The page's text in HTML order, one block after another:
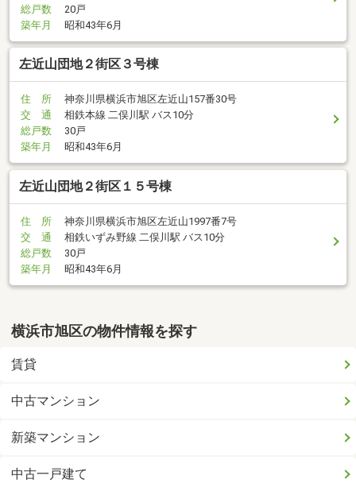
総戸数
20戸
築年月
昭和43年6月
左近山団地２街区３号棟
住 所
神奈川県横浜市旭区左近山157番30号
交 通
相鉄本線 二俣川駅 バス10分
総戸数
30戸
築年月
昭和43年6月
左近山団地２街区１５号棟
住 所
神奈川県横浜市旭区左近山1997番7号
交 通
相鉄いずみ野線 二俣川駅 バス10分
総戸数
30戸
築年月
昭和43年6月
横浜市旭区の物件情報を探す
賃貸
中古マンション
新築マンション
中古一戸建て